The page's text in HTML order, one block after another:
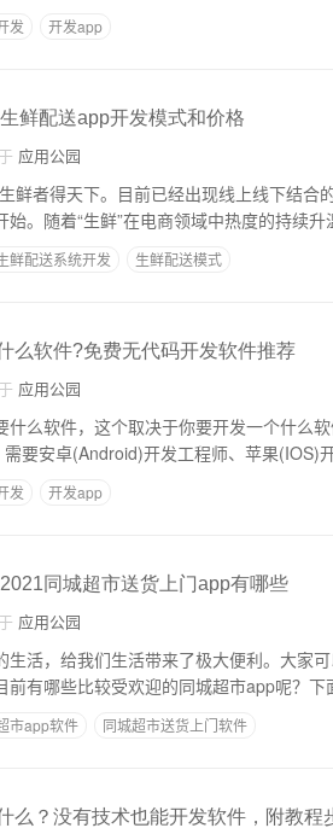
发 开发app
鲜配送app开发模式和价格
应用公园
鲜者得天下。目前已经出现线上线下结
始。随着“生鲜”在电商领域中热度的持续
鲜配送系统开发 生鲜配送模式
么软件?免费无代码开发软件推荐
应用公园
什么软件，这个取决于你要开发一个什么
要安卓(Android)开发工程师、苹果(IOS)
发 开发app
同城超市送货上门app有哪些
应用公园
生活，给我们生活带来了极大便利。大家
市app软件 同城超市送货上门软件
么？没有技术也能开发软件，附教程